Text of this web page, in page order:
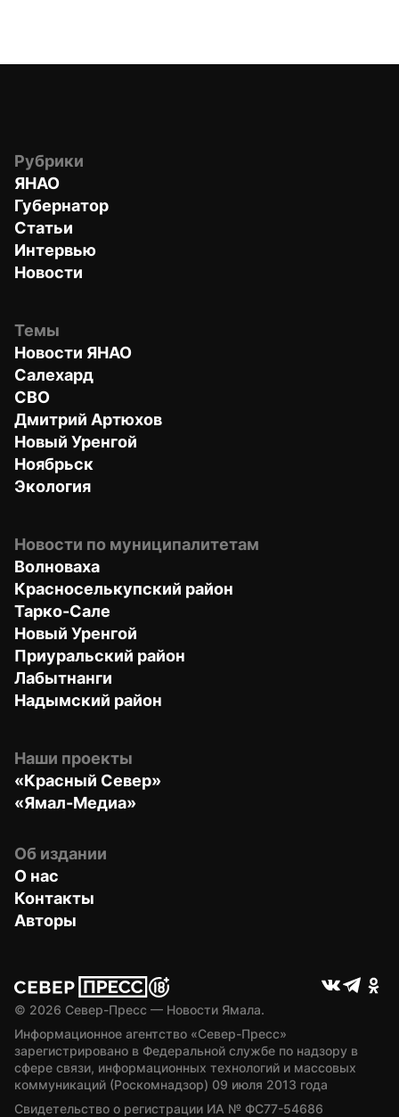
Рубрики
ЯНАО
Губернатор
Статьи
Интервью
Новости
Темы
Новости ЯНАО
Салехард
СВО
Дмитрий Артюхов
Новый Уренгой
Ноябрьск
Экология
Новости по муниципалитетам
Волноваха
Красноселькупский район
Тарко-Сале
Новый Уренгой
Приуральский район
Лабытнанги
Надымский район
Наши проекты
«Красный Север»
«Ямал-Медиа»
Об издании
О нас
Контакты
Авторы
© 2026 Север-Пресс — Новости Ямала.
Информационное агентство «Север-Пресс»
зарегистрировано в Федеральной службе по надзору в
сфере связи, информационных технологий и массовых
коммуникаций (Роскомнадзор) 09 июля 2013 года
Свидетельство о регистрации ИА № ФС77-54686